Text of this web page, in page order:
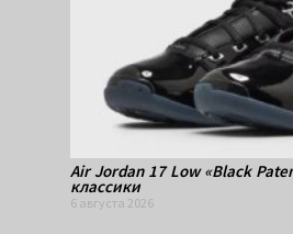
Air Jordan 17 Low «Black
классики
6 августа 2026